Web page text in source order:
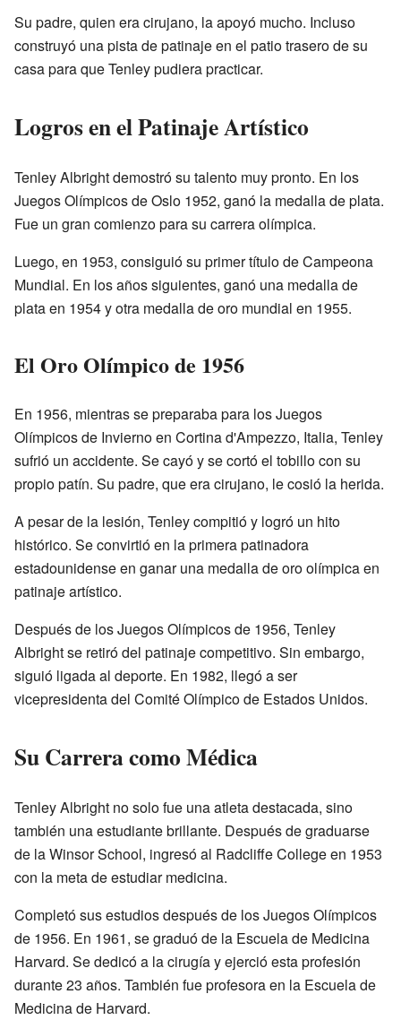
Su padre, quien era cirujano, la apoyó mucho. Incluso
construyó una pista de patinaje en el patio trasero de su
casa para que Tenley pudiera practicar.
Logros en el Patinaje Artístico
Tenley Albright demostró su talento muy pronto. En los
Juegos Olímpicos de Oslo 1952, ganó la medalla de plata.
Fue un gran comienzo para su carrera olímpica.
Luego, en 1953, consiguió su primer título de Campeona
Mundial. En los años siguientes, ganó una medalla de
plata en 1954 y otra medalla de oro mundial en 1955.
El Oro Olímpico de 1956
En 1956, mientras se preparaba para los Juegos
Olímpicos de Invierno en Cortina d'Ampezzo, Italia, Tenley
sufrió un accidente. Se cayó y se cortó el tobillo con su
propio patín. Su padre, que era cirujano, le cosió la herida.
A pesar de la lesión, Tenley compitió y logró un hito
histórico. Se convirtió en la primera patinadora
estadounidense en ganar una medalla de oro olímpica en
patinaje artístico.
Después de los Juegos Olímpicos de 1956, Tenley
Albright se retiró del patinaje competitivo. Sin embargo,
siguió ligada al deporte. En 1982, llegó a ser
vicepresidenta del Comité Olímpico de Estados Unidos.
Su Carrera como Médica
Tenley Albright no solo fue una atleta destacada, sino
también una estudiante brillante. Después de graduarse
de la Winsor School, ingresó al Radcliffe College en 1953
con la meta de estudiar medicina.
Completó sus estudios después de los Juegos Olímpicos
de 1956. En 1961, se graduó de la Escuela de Medicina
Harvard. Se dedicó a la cirugía y ejerció esta profesión
durante 23 años. También fue profesora en la Escuela de
Medicina de Harvard.